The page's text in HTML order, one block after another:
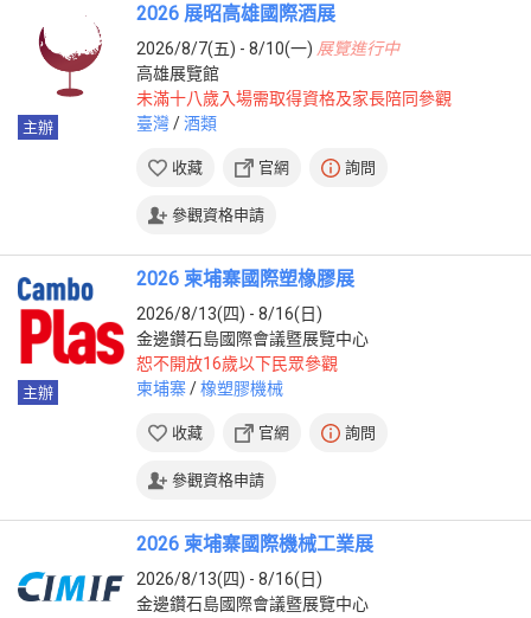
主辦
2026 展昭高雄國際酒展
2026/8/7(五) - 8/10(一) 展覽進行中
高雄展覽館
未滿十八歲入場需取得資格及家長陪同參觀
臺灣/酒類
收藏 官網 詢問
參觀資格申請
主辦
2026 柬埔寨國際塑橡膠展
2026/8/13(四) - 8/16(日)
金邊鑽石島國際會議暨展覽中心
恕不開放16歲以下民眾參觀
柬埔寨/橡塑膠機械
收藏 官網 詢問
參觀資格申請
2026 柬埔寨國際機械工業展
2026/8/13(四) - 8/16(日)
金邊鑽石島國際會議暨展覽中心